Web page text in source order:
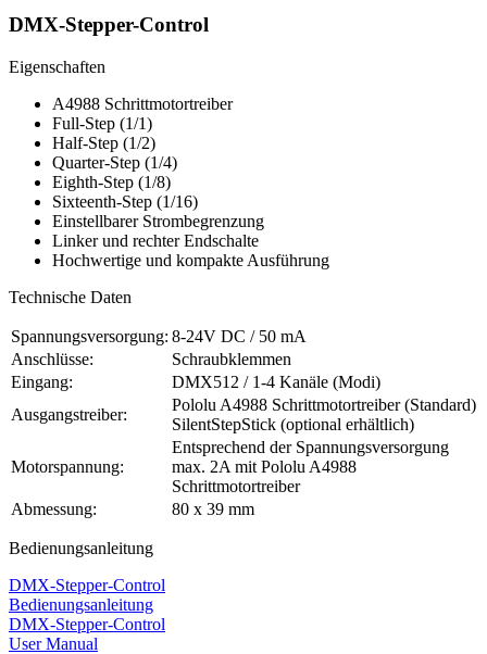
DMX-​Stepper-Control
Eigenschaften
A4988 Schrittmotortreiber
Full-Step (1/1)
Half-Step (1/2)
Quarter-Step (1/4)
Eighth-Step (1/8)
Sixteenth-Step (1/16)
Einstellbarer Strombegrenzung
Linker und rechter Endschalte
Hochwertige und kompakte Ausführung
Technische Daten
Spannungsversorgung: 8-24V DC / 50 mA
Anschlüsse:
Schraubklemmen
Eingang:
DMX512 / 1-4 Kanäle (Modi)
Ausgangstreiber:
Pololu A4988 Schrittmotortreiber (Standard)
SilentStepStick (optional erhältlich)
Motorspannung:
Entsprechend der Spannungsversorgung
max. 2A mit Pololu A4988
Schrittmotortreiber
Abmessung:
80 x 39 mm
Bedienungsanleitung
DMX-​Stepper-Control
Bedienungsanleitung
DMX-​Stepper-Control
User Manual